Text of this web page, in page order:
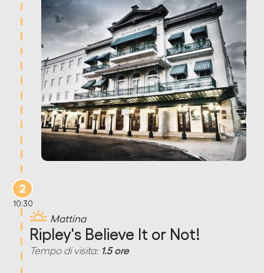
2
10:30
Mattina
Ripley's Believe It or Not!
Tempo di visita: 1.5 ore